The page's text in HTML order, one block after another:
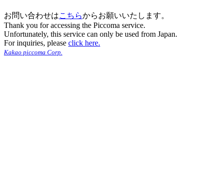
お問い合わせはこちらからお願いいたします。
Thank you for accessing the Piccoma service.
Unfortunately, this service can only be used from Japan.
For inquiries, please click here.
Kakao piccoma Corp.